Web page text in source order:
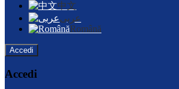
中文
عربى
Română
Accedi
Accedi